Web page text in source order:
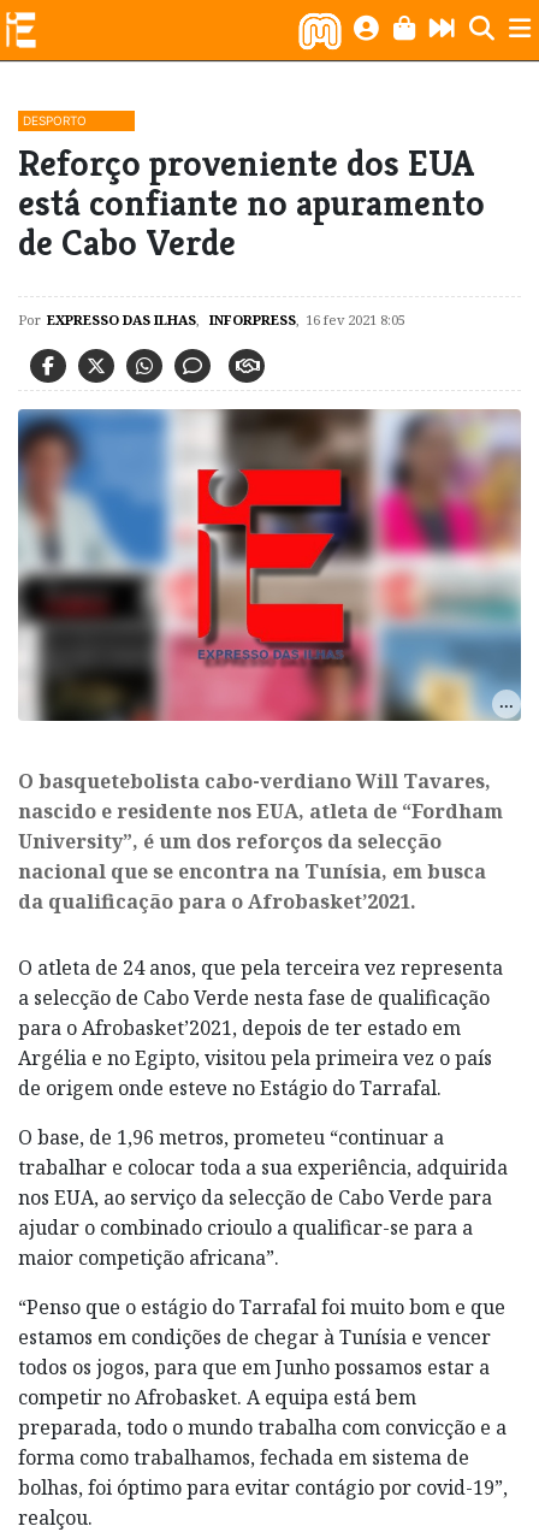
DESPORTO
Reforço proveniente dos EUA
está confiante no apuramento
de Cabo Verde
Por EXPRESSO DAS ILHAS, INFORPRESS, 16 fev 2021 8:05
O basquetebolista cabo-verdiano Will Tavares,
nascido e residente nos EUA, atleta de “Fordham
University”, é um dos reforços da selecção
nacional que se encontra na Tunísia, em busca
da qualificação para o Afrobasket’2021.
O atleta de 24 anos, que pela terceira vez representa
a selecção de Cabo Verde nesta fase de qualificação
para o Afrobasket’2021, depois de ter estado em
Argélia e no Egipto, visitou pela primeira vez o país
de origem onde esteve no Estágio do Tarrafal.
O base, de 1,96 metros, prometeu “continuar a
trabalhar e colocar toda a sua experiência, adquirida
nos EUA, ao serviço da selecção de Cabo Verde para
ajudar o combinado crioulo a qualificar-se para a
maior competição africana”.
“Penso que o estágio do Tarrafal foi muito bom e que
estamos em condições de chegar à Tunísia e vencer
todos os jogos, para que em Junho possamos estar a
competir no Afrobasket. A equipa está bem
preparada, todo o mundo trabalha com convicção e a
forma como trabalhamos, fechada em sistema de
bolhas, foi óptimo para evitar contágio por covid-19”,
realçou.